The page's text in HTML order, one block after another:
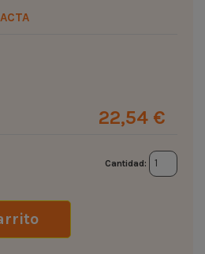
22,54 €
Cantidad: